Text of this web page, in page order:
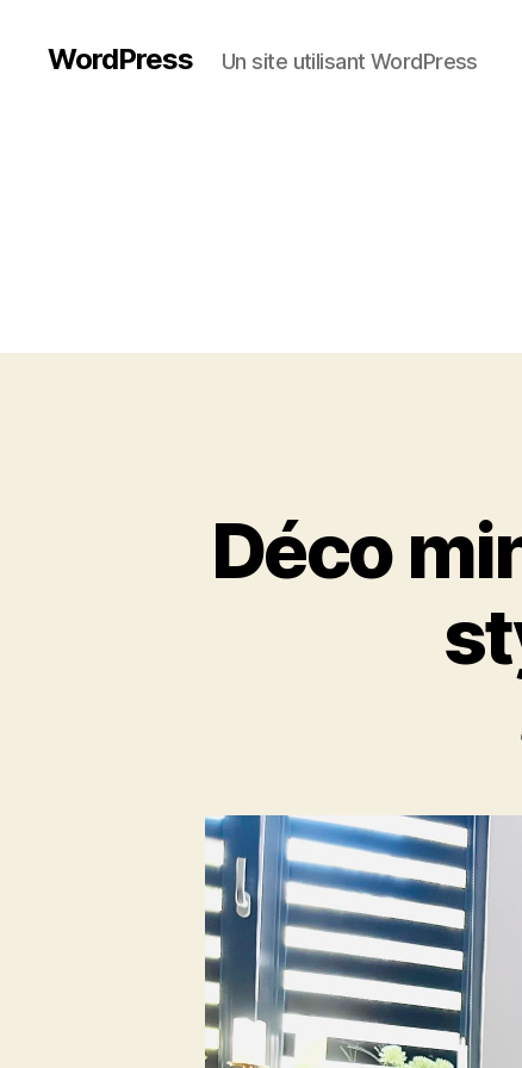
WordPress Un site utilisant WordPress
Déco